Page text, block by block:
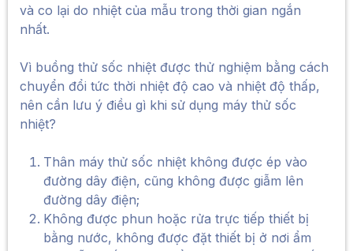
và co lại do nhiệt của mẫu trong thời gian ngắn
nhất.
Vì buồng thử sốc nhiệt được thử nghiệm bằng cách
chuyển đổi tức thời nhiệt độ cao và nhiệt độ thấp,
nên cần lưu ý điều gì khi sử dụng máy thử sốc
nhiệt?
Thân máy thử sốc nhiệt không được ép vào
đường dây điện, cũng không được giẫm lên
đường dây điện;
Không được phun hoặc rửa trực tiếp thiết bị
bằng nước, không được đặt thiết bị ở nơi ẩm